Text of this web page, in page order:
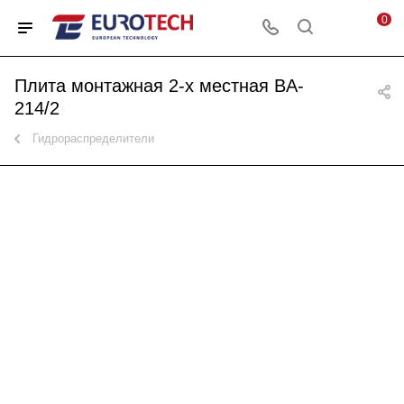
0
Плита монтажная 2-х местная BA-
214/2
Гидрораспределители